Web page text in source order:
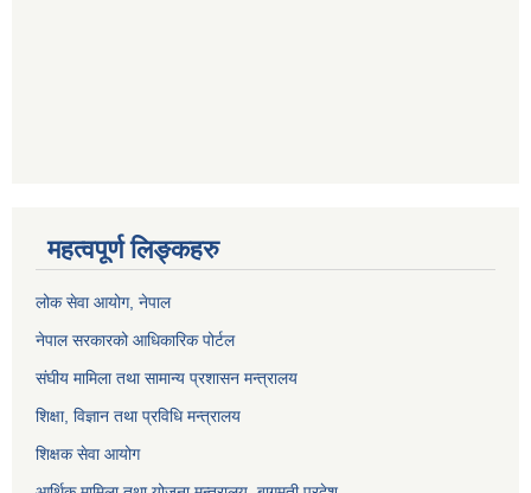
महत्वपूर्ण लिङ्कहरु
लोक सेवा आयोग, नेपाल
नेपाल सरकारको आधिकारिक पोर्टल
संघीय मामिला तथा सामान्य प्रशासन मन्त्रालय
शिक्षा, विज्ञान तथा प्रविधि मन्त्रालय
शिक्षक सेवा आयोग